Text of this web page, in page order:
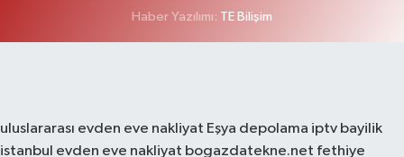
Haber Yazılımı: TE Bilişim
uluslararası evden eve nakliyat Eşya depolama iptv bayilik
istanbul evden eve nakliyat bogazdatekne.net fethiye